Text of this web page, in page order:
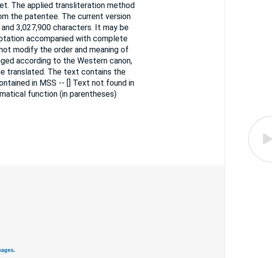
The applied transliteration method
the patentee. The current version
3,027,900 characters. It may be
accompanied with complete
modify the order and meaning of
according to the Western canon,
translated. The text contains the
in MSS -- [] Text not found in
function (in parentheses)